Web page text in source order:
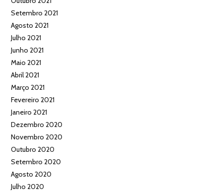
Setembro 2021
Agosto 2021
Julho 2021
Junho 2021
Maio 2021
Abril 2021
Março 2021
Fevereiro 2021
Janeiro 2021
Dezembro 2020
Novembro 2020
Outubro 2020
Setembro 2020
Agosto 2020
Julho 2020